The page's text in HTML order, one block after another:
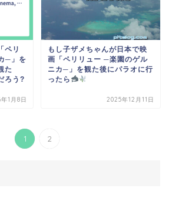
ペリ
─」を
た
ろう?
1月8日
もし子ザメちゃんが日本で映
画「ペリリュー ─楽園のゲル
ニカ─」を観た後にパラオに行
ったら
2025年12月11日
1 2